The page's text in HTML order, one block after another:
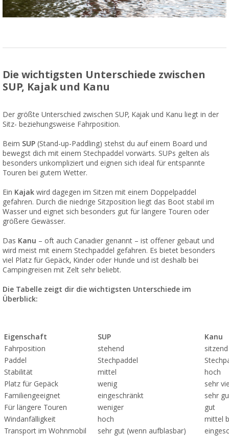
Die wichtigsten Unterschiede zwischen
SUP, Kajak und Kanu
Der größte Unterschied zwischen SUP, Kajak und Kanu liegt in der
Sitz- beziehungsweise Fahrposition.
Beim SUP (Stand-up-Paddling) stehst du auf einem Board und
bewegst dich mit einem Stechpaddel vorwärts. SUPs gelten als
besonders unkompliziert und eignen sich ideal für entspannte
Touren bei gutem Wetter.
Ein Kajak wird dagegen im Sitzen mit einem Doppelpaddel
gefahren. Durch die niedrige Sitzposition liegt das Boot stabil im
Wasser und eignet sich besonders gut für längere Touren oder
größere Gewässer.
Das Kanu – oft auch Canadier genannt – ist offener gebaut und
wird meist mit einem Stechpaddel gefahren. Es bietet besonders
viel Platz für Gepäck, Kinder oder Hunde und ist deshalb bei
Campingreisen mit Zelt sehr beliebt.
Die Tabelle zeigt dir die wichtigsten Unterschiede im
Überblick:
Eigenschaft SUP
Kanu
Fahrposition
stehend
sitzend
Paddel
Stechpaddel
Stabilität
mittel
hoch
Platz für Gepäck
wenig
sehr
Familiengeeignet
eingeschränkt
sehr
Für längere Touren
weniger
gut
Windanfälligkeit
hoch
mittel
Transport im Wohnmobil
sehr gut (wenn aufblasbar)